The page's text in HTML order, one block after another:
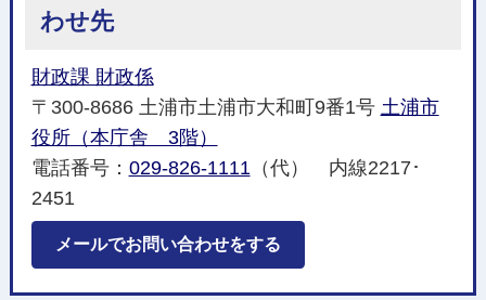
わせ先
財政課 財政係
〒300-8686 土浦市土浦市大和町9番1号 土浦市
役所（本庁舎 3階）
電話番号： 029-826-1111 （代） 内線2217･
2451
メールでお問い合わせをする